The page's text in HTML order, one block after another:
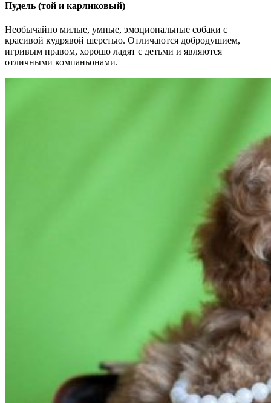
Пудель (той и карликовый)
Необычайно милые, умные, эмоциональные собаки с
красивой кудрявой шерстью. Отличаются добродушием,
игривым нравом, хорошо ладят с детьми и являются
отличными компаньонами.